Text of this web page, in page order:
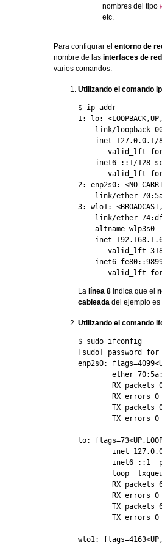
nombres del tipo
etc.
Para configurar el entorno de
nombre de las interfaces de red
varios comandos:
Utilizando el comando ip
$ ip addr
1: lo:
link/loopback
inet 127.0.0.1/
valid_lft
inet6 ::1/128
valid_lft
2: enp2s0: <NO-
link/ether
3: wlo1:
link/ether
    altname wlp3s0
inet
valid_lft
inet6
valid_lft
La línea 8 indica que el
cableada del ejemplo es
Utilizando el comando
$ sudo ifconfig
[sudo] password
enp2s0:
ether
RX packets
RX errors
TX packets
TX errors
lo:
inet
inet6 ::1
loop
RX packets
RX errors
TX packets
TX errors
wlo1: